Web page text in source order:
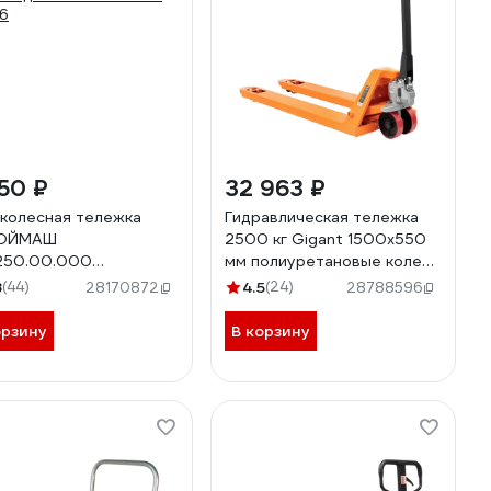
₽
тележка
250 кг
(44) 28170872
32 963 ₽
Гидравлическая тележка
2500 кг Gigant 1500x550
мм полиуретановые колеса
JHPT2500-1500-PO
4.5(24) 28788596
В корзину